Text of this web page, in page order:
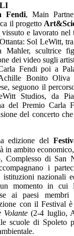
Fendi, Main
il progetto
vissuto e lavorato
Sol LeWitt,
Mahler, scultrice
dei video sugli
Fendi poi a
Bonito Oliva
seguono il
Studios, da
del Premio Carla
del concerto
edizione del
in ambito
Complesso di San
i
nazionali
momento in cui
ai paesi
con il Festival
Volante (2-4 luglio,
scuole di Spoleto